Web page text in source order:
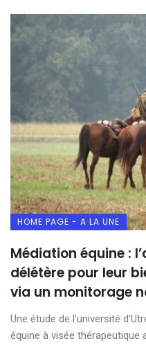
HOME PAGE - A LA UNE
Médiation équine :
délétère pour leur
via un monitorage
Une étude de l’université
équine à visée thérapeutique